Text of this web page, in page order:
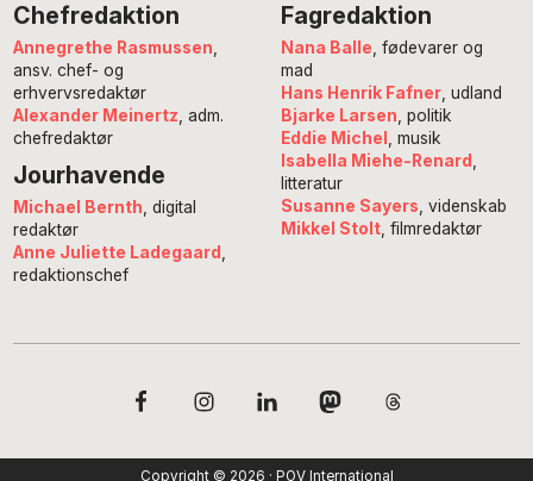
Chefredaktion
Annegrethe Rasmussen
ansv. chef- og
erhvervsredaktør
Alexander Meinertz , adm.
chefredaktør
Jourhavende
Michael Bernth , digital
redaktør
Anne Juliette Ladegaard
redaktionschef
Fagredaktion
Nana Balle , fødevarer og
mad
Hans Henrik Fafner, udland
Bjarke Larsen , politik
Eddie Michel
, musik
Isabella Miehe-Renard
litteratur
Susanne Sayers , videnskab
Mikkel Stolt, filmredaktør
Copyright © 2026 · POV International